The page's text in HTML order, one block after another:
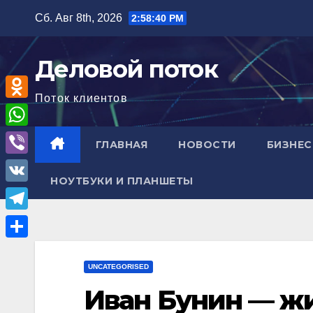
содержимому
Сб. Авг 8th, 2026 2:58:41 PM
Деловой поток
Поток клиентов
ГЛАВНАЯ НОВОСТИ
НОУТБУКИ И ПЛАНШЕТЫ
UNCATEGORISED
Иван Бунин —
O
d
n
o
k
l
W
h
a
s
V
i
b
e
V
K
T